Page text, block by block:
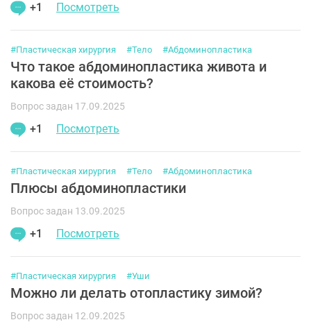
+1 Посмотреть
#Пластическая хирургия #Тело #Абдоминопластика
Что такое абдоминопластика живота и
какова её стоимость?
Вопрос задан 17.09.2025
+1 Посмотреть
#Пластическая хирургия #Тело #Абдоминопластика
Плюсы абдоминопластики
Вопрос задан 13.09.2025
+1 Посмотреть
#Пластическая хирургия #Уши
Можно ли делать отопластику зимой?
Вопрос задан 12.09.2025